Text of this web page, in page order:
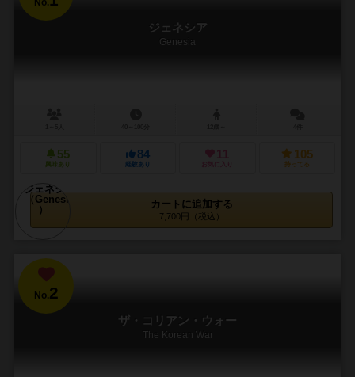
No.
ジェネシア
Genesia
55
興味あり
84
経験あり
11
お気に入り
105
持ってる
カートに追加する
7,700円（税込）
No.2
ザ・コリアン・ウォー
The Korean War